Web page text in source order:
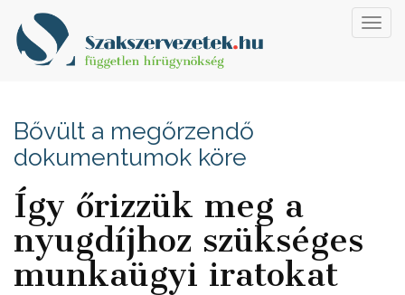
Bővült a megőrzendő
dokumentumok köre
Így őrizzük meg a
nyugdíjhoz szükséges
munkaügyi iratokat